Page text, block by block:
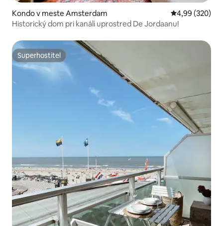
Kondo v meste Amsterdam Priemerné
4,99 (320)
Historický dom pri kanáli uprostred De Jordaanu!
Superhostiteľ
Superhostiteľ